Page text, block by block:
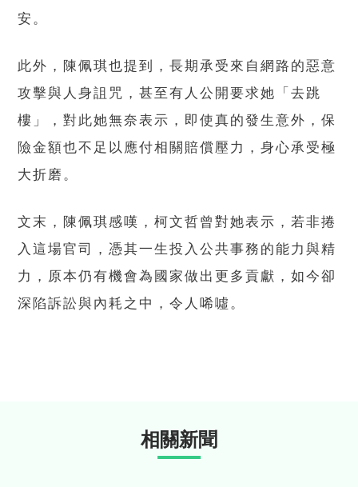
安。
此外，陳佩琪也提到，長期承受來自網路的惡意
攻擊與人身詛咒，甚至有人公開要求她「去跳
樓」，對此她無奈表示，即使真的發生意外，保
險金額也不足以應付相關賠償壓力，身心承受極
大折磨。
文末，陳佩琪感嘆，柯文哲曾對她表示，若非捲
入這場官司，憑其一生投入公共事務的能力與精
力，原本仍有機會為國家做出更多貢獻，如今卻
深陷訴訟與內耗之中，令人唏噓。
相關新聞